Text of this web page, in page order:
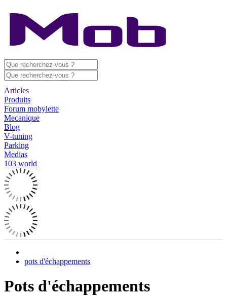
Articles
Produits
Forum mobylette
Mecanique
Blog
V-tuning
Parking
Medias
103 world
pots d'échappements
Pots d'échappements